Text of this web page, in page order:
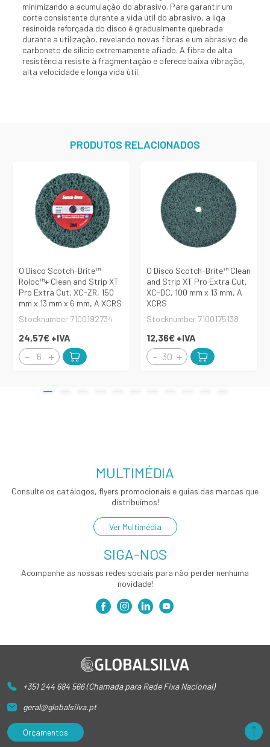
minimizando a acumulação do abrasivo. Para garantir um
corte consistente durante a vida útil do abrasivo, a liga
resinoide reforçada do disco é gradualmente quebrada
durante a utilização, revelando novas fibras e um abrasivo de
carboneto de silício extremamente afiado. A fibra de alta
resistência resiste à fragmentação e oferece baixa vibração,
alta velocidade e longa vida útil.
PRODUTOS RELACIONADOS
O Disco Scotch-Brite™
Roloc™+ Clean and Strip XT
Pro Extra Cut, XC-ZR, 150
mm x 13 mm x 6 mm, A XCRS
Stocknumber 7100192734
24,57€ +IVA
O Disco Scotch-Brite™ Clean
and Strip XT Pro Extra Cut,
XC-DC, 100 mm x 13 mm, A
XCRS
Stocknumber 7100175138
12,36€ +IVA
MULTIMÉDIA
Consulte os catálogos, flyers promocionais e guias das marcas que
distribuímos!
Ver Multimédia
SIGA-NOS
Acompanhe as nossas redes sociais para não perder nenhuma
novidade!
+351 244 684 566 (Chamada para Rede Fixa Nacional)
geral@globalsilva.pt
Orçamentos